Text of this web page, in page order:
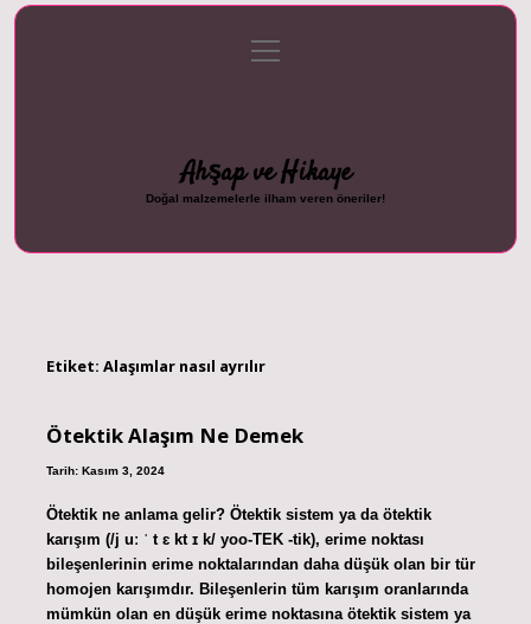
Gizlilik Politikası
menüyü
aç
Ahşap ve Hikaye
Doğal malzemelerle ilham veren öneriler!
Etiket: Alaşımlar nasıl ayrılır
Ötektik Alaşım Ne Demek
Tarih: Kasım 3, 2024
Ötektik ne anlama gelir? Ötektik sistem ya da ötektik
karışım (/j uː ˈ t ɛ kt ɪ k/ yoo-TEK -tik), erime noktası
bileşenlerinin erime noktalarından daha düşük olan bir tür
homojen karışımdır. Bileşenlerin tüm karışım oranlarında
mümkün olan en düşük erime noktasına ötektik sistem ya